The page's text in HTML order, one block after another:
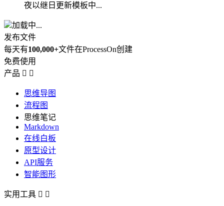
夜以继日更新模板中...
加载中...
发布文件
每天有100,000+文件在ProcessOn创建
免费使用
产品  
思维导图
流程图
思维笔记
Markdown
在线白板
原型设计
API服务
智能图形
实用工具  